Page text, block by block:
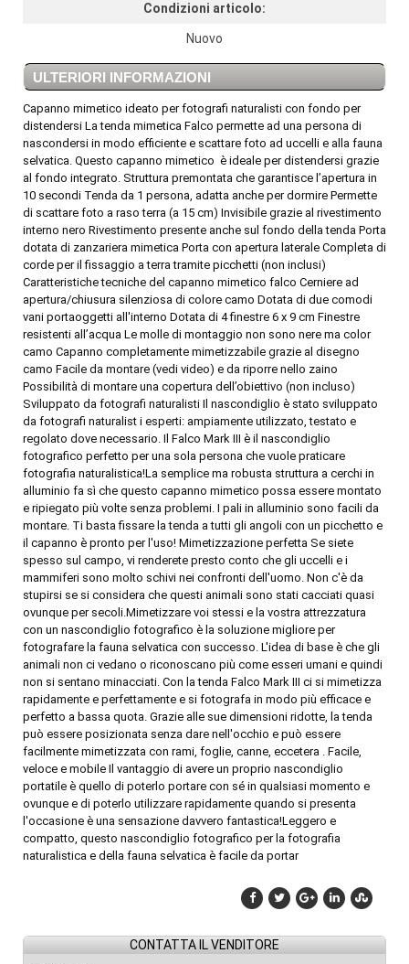
Condizioni articolo:
Nuovo
ULTERIORI INFORMAZIONI
Capanno mimetico ideato per fotografi naturalisti con fondo per
distendersi La tenda mimetica Falco permette ad una persona di
nascondersi in modo efficiente e scattare foto ad uccelli e alla fauna
selvatica. Questo capanno mimetico è ideale per distendersi grazie
al fondo integrato. Struttura premontata che garantisce l’apertura in
10 secondi Tenda da 1 persona, adatta anche per dormire Permette
di scattare foto a raso terra (a 15 cm) Invisibile grazie al rivestimento
interno nero Rivestimento presente anche sul fondo della tenda Porta
dotata di zanzariera mimetica Porta con apertura laterale Completa di
corde per il fissaggio a terra tramite picchetti (non inclusi)
Caratteristiche tecniche del capanno mimetico falco Cerniere ad
apertura/chiusura silenziosa di colore camo Dotata di due comodi
vani portaoggetti all'interno Dotata di 4 finestre 6 x 9 cm Finestre
resistenti all’acqua Le molle di montaggio non sono nere ma color
camo Capanno completamente mimetizzabile grazie al disegno
camo Facile da montare (vedi video) e da riporre nello zaino
Possibilità di montare una copertura dell’obiettivo (non incluso)
Sviluppato da fotografi naturalisti Il nascondiglio è stato sviluppato
da fotografi naturalist i esperti: ampiamente utilizzato, testato e
regolato dove necessario. Il Falco Mark III è il nascondiglio
fotografico perfetto per una sola persona che vuole praticare
fotografia naturalistica!La semplice ma robusta struttura a cerchi in
alluminio fa sì che questo capanno mimetico possa essere montato
e ripiegato più volte senza problemi. I pali in alluminio sono facili da
montare. Ti basta fissare la tenda a tutti gli angoli con un picchetto e
il capanno è pronto per l'uso! Mimetizzazione perfetta Se siete
spesso sul campo, vi renderete presto conto che gli uccelli e i
mammiferi sono molto schivi nei confronti dell'uomo. Non c'è da
stupirsi se si considera che questi animali sono stati cacciati quasi
ovunque per secoli.Mimetizzare voi stessi e la vostra attrezzatura
con un nascondiglio fotografico è la soluzione migliore per
fotografare la fauna selvatica con successo. L'idea di base è che gli
animali non ci vedano o riconoscano più come esseri umani e quindi
non si sentano minacciati. Con la tenda Falco Mark III ci si mimetizza
rapidamente e perfettamente e si fotografa in modo più efficace e
perfetto a bassa quota. Grazie alle sue dimensioni ridotte, la tenda
può essere posizionata senza dare nell'occhio e può essere
facilmente mimetizzata con rami, foglie, canne, eccetera . Facile,
veloce e mobile Il vantaggio di avere un proprio nascondiglio
portatile è quello di poterlo portare con sé in qualsiasi momento e
ovunque e di poterlo utilizzare rapidamente quando si presenta
l'occasione è una sensazione davvero fantastica!Leggero e
compatto, questo nascondiglio fotografico per la fotografia
naturalistica e della fauna selvatica è facile da portar
CONTATTA IL VENDITORE